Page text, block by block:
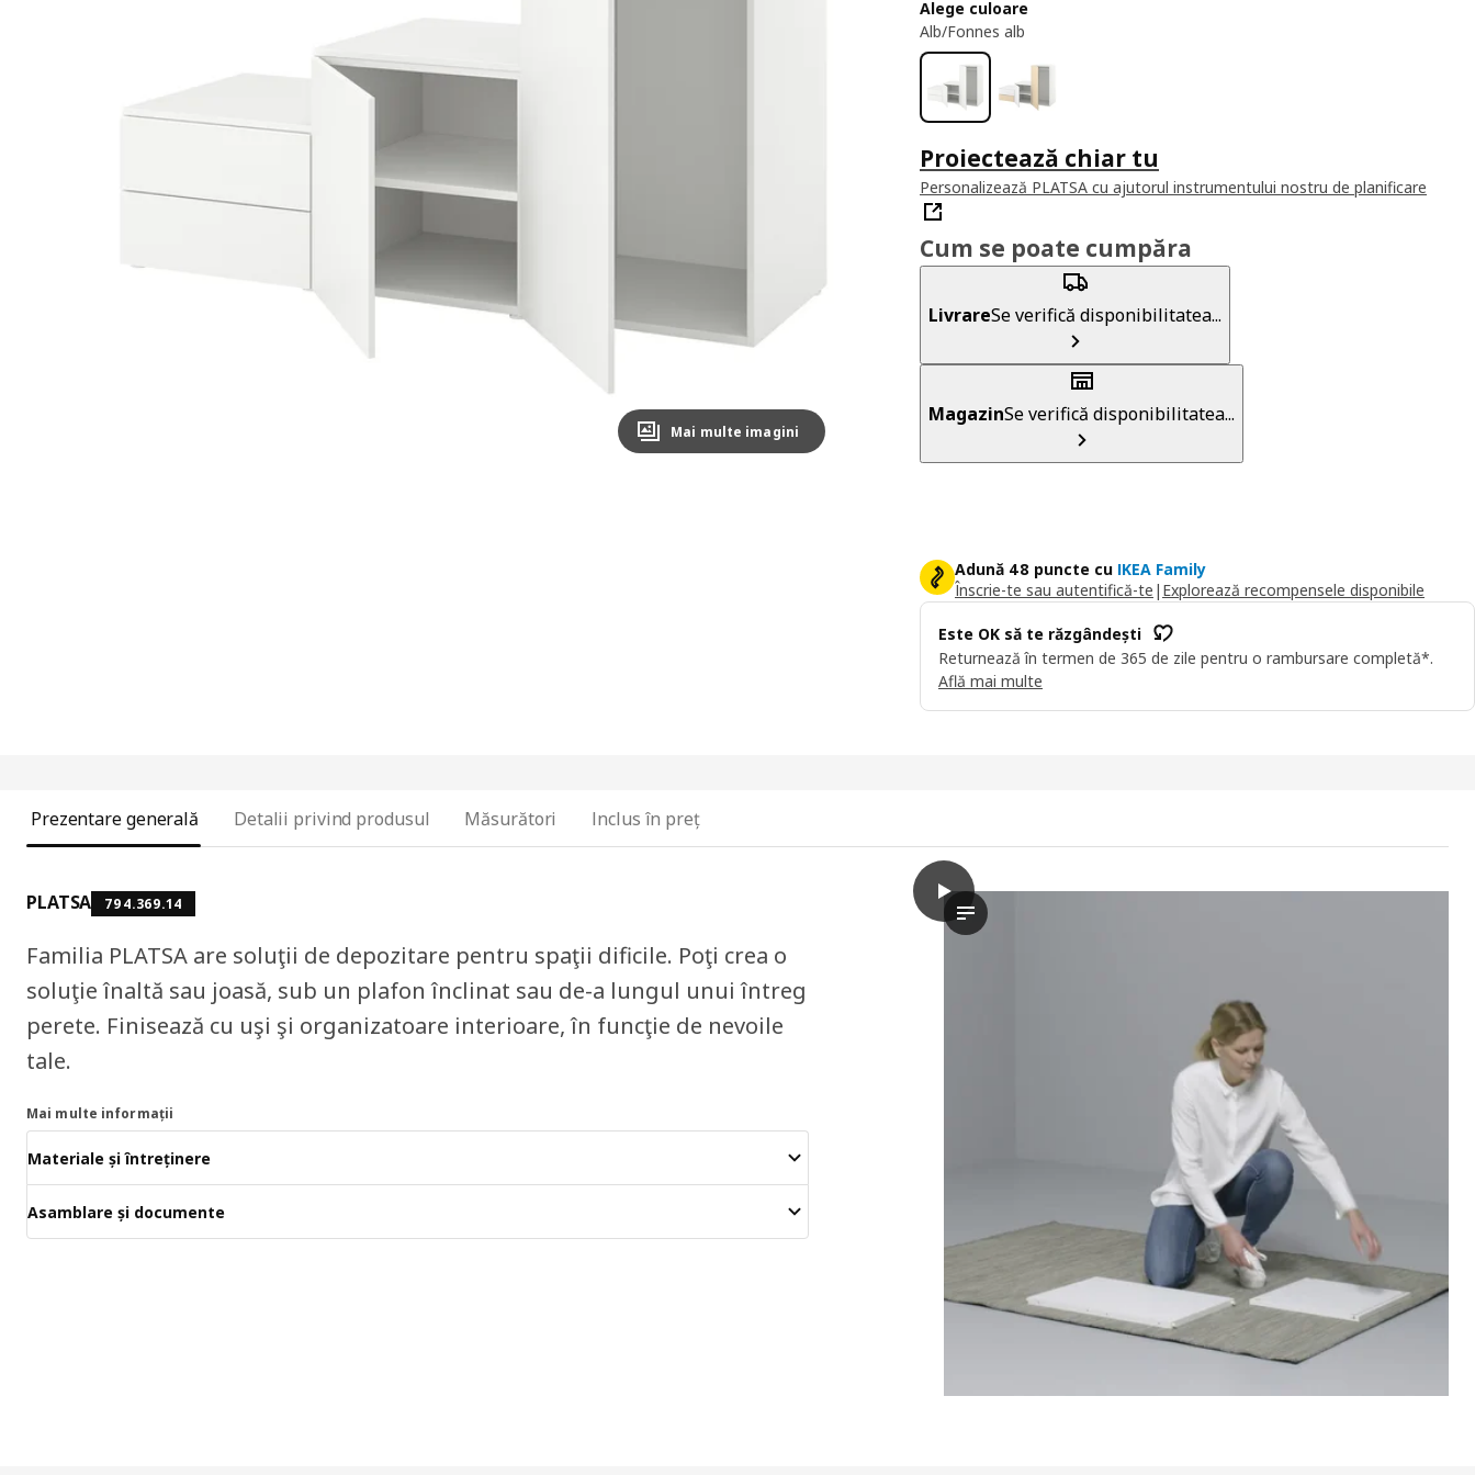
Image zoomed out, normal view
Mai multe imagini
Alege culoare
Alb/Fonnes alb
Proiectează chiar tu
Personalizează PLATSA cu ajutorul instrumentului nostru de planificare
Cum se poate cumpăra
LivrareSe verifică disponibilitatea...
MagazinSe verifică disponibilitatea...
Adună 48 puncte cu IKEA Family
Înscrie-te sau autentifică-te | Explorează recompensele disponibile
Este OK să te răzgândești
Returnează în termen de 365 de zile pentru o rambursare completă*.
Află mai multe
Prezentare generală Detalii privind produsul Măsurători Inclus în preț
PLATSA 794.369.14
Familia PLATSA are soluţii de depozitare pentru spaţii dificile. Poţi crea o
soluţie înaltă sau joasă, sub un plafon înclinat sau de-a lungul unui întreg
perete. Finisează cu uşi şi organizatoare interioare, în funcţie de nevoile
tale.
Mai multe informații
Materiale și întreținere
Asamblare și documente
play
Videoclipul prezintă dulapul PLATSA, care este o piesă de mobilier
PLATSA Dulap 2uşi+2sertare, alb/Fonnes alb, 180x57x123 cm